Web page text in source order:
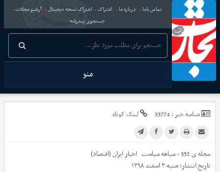
تماس باما درباره ما اشتراک اشتراک نسخه دیجیتال
آرشیو مجلات
جستجوی پیشرفته
منو
شناسه خبر :33774 لینک کوتاه
مجله ی 352 - سیاهه سیاست اخبارایران (اقتصاد)
تاریخ انتشار:شنبه ۳ اسفند ۱۳۹۸